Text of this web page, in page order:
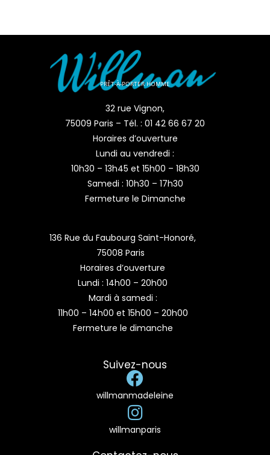
PRÊT-À-PORTER HOMME
32 rue Vignon,
75009 Paris – Tél. : 01 42 66 67 20
Horaires d’ouverture
Lundi au vendredi :
10h30 – 13h45 et 15h00 – 18h30
Samedi : 10h30 – 17h30
Fermeture le Dimanche
136 Rue du Faubourg Saint-Honoré,
75008 Paris
Horaires d’ouverture
Lundi : 14h00 – 20h00
Mardi à samedi :
11h00 – 14h00 et 15h00 – 20h00
Fermeture le dimanche
Suivez-nous
willmanmadeleine
willmanparis